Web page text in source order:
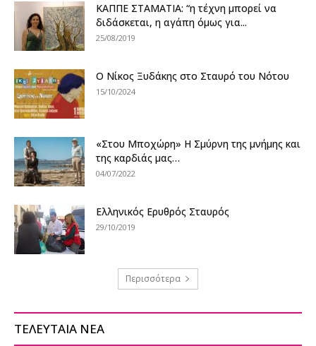
KΑΠΠΕ ΣΤΑΜΑΤΙΑ: “η τέχνη μπορεί να
διδάσκεται, η αγάπη όμως για...
25/08/2019
Ο Νίκος Ξυδάκης στο Σταυρό του Νότου
15/10/2024
«Στου Μποχώρη» Η Σμύρνη της μνήμης και
της καρδιάς μας…
04/07/2022
Ελληνικός Ερυθρός Σταυρός
29/10/2019
Περισσότερα
ΤΕΛΕΥΤΑΙΑ ΝΕΑ